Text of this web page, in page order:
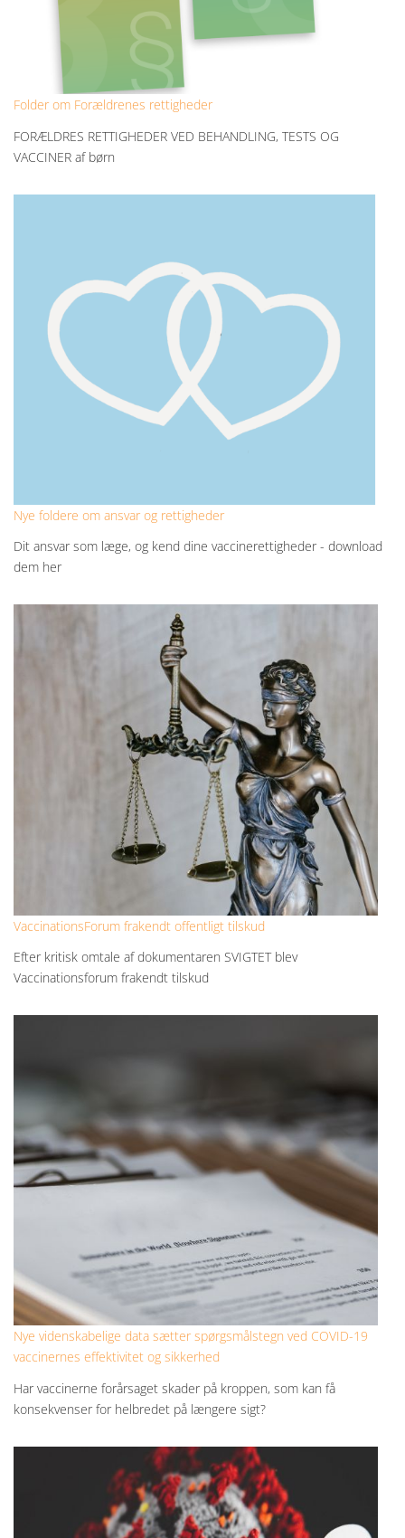
Folder om Forældrenes rettigheder
FORÆLDRES RETTIGHEDER VED BEHANDLING, TESTS OG
VACCINER af børn
Nye foldere om ansvar og rettigheder
Dit ansvar som læge, og kend dine vaccinerettigheder - download
dem her
VaccinationsForum frakendt offentligt tilskud
Efter kritisk omtale af dokumentaren SVIGTET blev
Vaccinationsforum frakendt tilskud
Nye videnskabelige data sætter spørgsmålstegn ved COVID-19
vaccinernes effektivitet og sikkerhed
Har vaccinerne forårsaget skader på kroppen, som kan få
konsekvenser for helbredet på længere sigt?